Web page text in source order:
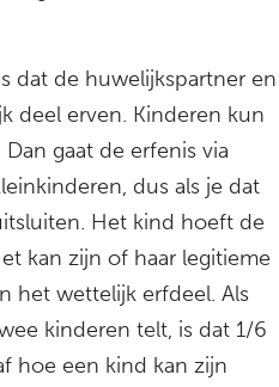
dat de huwelijkspartner en
deel erven. Kinderen kun
gaat de erfenis via
dus als je dat
Het kind hoeft de
kan zijn of haar legitieme
het wettelijk erfdeel. Als
kinderen telt, is dat 1/6
hoe een kind kan zijn